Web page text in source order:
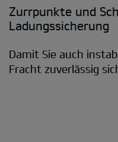
Zurrpunkte und
Ladungssicherung
Damit Sie auch
Fracht zuverlässig